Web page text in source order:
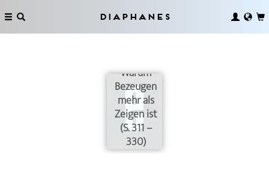
Diaphanes
Verkörpertes
Warum
Bezeugen
mehr als
Zeigen ist
(S. 311 –
330)